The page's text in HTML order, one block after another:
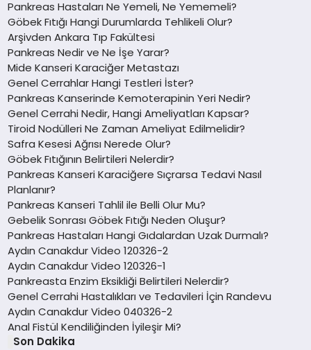
Pankreas Hastaları Ne Yemeli, Ne Yememeli?
Göbek Fıtığı Hangi Durumlarda Tehlikeli Olur?
Arşivden Ankara Tıp Fakültesi
Pankreas Nedir ve Ne İşe Yarar?
Mide Kanseri Karaciğer Metastazı
Genel Cerrahlar Hangi Testleri İster?
Pankreas Kanserinde Kemoterapinin Yeri Nedir?
Genel Cerrahi Nedir, Hangi Ameliyatları Kapsar?
Tiroid Nodülleri Ne Zaman Ameliyat Edilmelidir?
Safra Kesesi Ağrısı Nerede Olur?
Göbek Fıtığının Belirtileri Nelerdir?
Pankreas Kanseri Karaciğere Sıçrarsa Tedavi Nasıl
Planlanır?
Pankreas Kanseri Tahlil ile Belli Olur Mu?
Gebelik Sonrası Göbek Fıtığı Neden Oluşur?
Pankreas Hastaları Hangi Gıdalardan Uzak Durmalı?
Aydın Canakdur Video 120326-2
Aydın Canakdur Video 120326-1
Pankreasta Enzim Eksikliği Belirtileri Nelerdir?
Genel Cerrahi Hastalıkları ve Tedavileri İçin Randevu
Aydın Canakdur Video 040326-2
Anal Fistül Kendiliğinden İyileşir Mi?
Son Dakika